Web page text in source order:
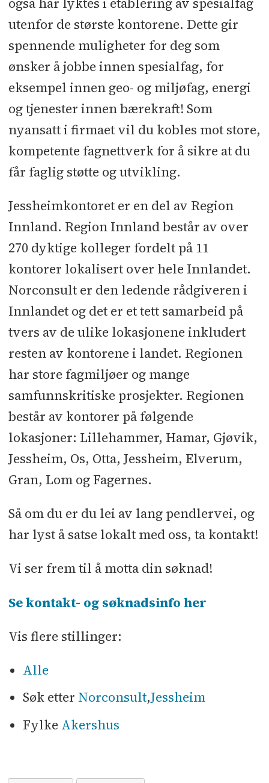
utenfor de største kontorene. Dette gir
spennende muligheter for deg som
ønsker å jobbe innen spesialfag, for
eksempel innen geo- og miljøfag, energi
og tjenester innen bærekraft! Som
nyansatt i firmaet vil du kobles mot store,
kompetente fagnettverk for å sikre at du
får faglig støtte og utvikling.
Jessheimkontoret er en del av Region
Innland. Region Innland består av over
270 dyktige kolleger fordelt på 11
kontorer lokalisert over hele Innlandet.
Norconsult er den ledende rådgiveren i
Innlandet og det er et tett samarbeid på
tvers av de ulike lokasjonene inkludert
resten av kontorene i landet. Regionen
har store fagmiljøer og mange
samfunnskritiske prosjekter. Regionen
består av kontorer på følgende
lokasjoner: Lillehammer, Hamar, Gjøvik,
Jessheim, Os, Otta, Jessheim, Elverum,
Gran, Lom og Fagernes.
Så om du er du lei av lang pendlervei, og
har lyst å satse lokalt med oss, ta kontakt!
Vi ser frem til å motta din søknad!
Se kontakt- og søknadsinfo her
Vis flere stillinger:
Alle
Søk etter Norconsult,Jessheim
Fylke Akershus